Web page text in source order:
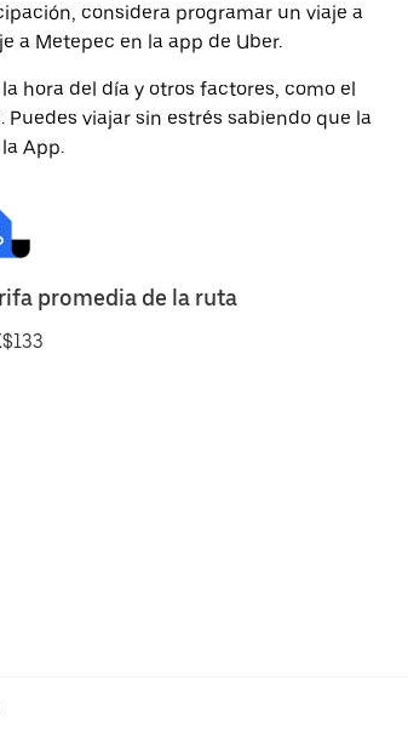
considera programar un viaje a
a Metepec en la app de Uber.
hora del día y otros factores, como el
viajar sin estrés sabiendo que la
App.
promedia de la ruta